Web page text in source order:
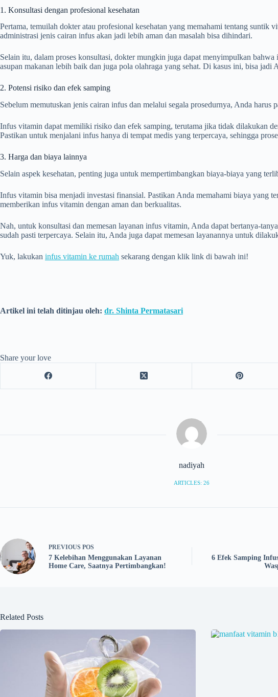
1. Konsultasi dengan profesional kesehatan
Pertama, temuilah dokter atau profesional kesehatan yang memahami tentang
administrasi jenis cairan infus akan jadi lebih aman dan masalah bisa dihindari.
Selain itu, dalam proses konsultasi, dokter mungkin juga dapat menyimpulkan
asupan makanan lebih baik dan juga pola olahraga yang sehat. Di kasus ini, bisa
2. Potensi risiko dan efek samping
Sebelum memutuskan jenis cairan infus dan melalui segala prosedurnya, Anda harus
Infus vitamin dapat memiliki risiko dan efek samping, terutama jika tidak dilakukan
Pastikan untuk menjalani infus hanya di tempat medis yang terpercaya, sehingga
3. Harga dan biaya lainnya
Selain aspek kesehatan, penting juga untuk mempertimbangkan biaya-biaya yang
Infus vitamin bisa menjadi investasi finansial. Pastikan Anda memahami biaya yang
memberikan infus vitamin dengan aman dan berkualitas.
Nah, untuk konsultasi dan memesan layanan infus vitamin, Anda dapat bertanya-
sudah pasti terpercaya. Selain itu, Anda juga dapat memesan layanannya untuk
Yuk, lakukan infus vitamin ke rumah sekarang dengan klik link di bawah ini!
Artikel ini telah ditinjau oleh: dr. Shinta Permatasari
Share your love
nadiyah
ARTICLES: 26
PREVIOUS POS
7 Kelebihan Menggunakan Layanan
Home Care, Saatnya Pertimbangkan!
6 Efek Samping
Related Posts